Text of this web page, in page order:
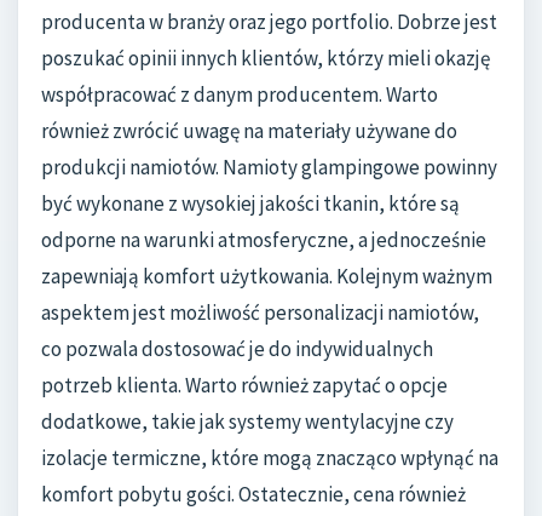
producenta w branży oraz jego portfolio. Dobrze jest
poszukać opinii innych klientów, którzy mieli okazję
współpracować z danym producentem. Warto
również zwrócić uwagę na materiały używane do
produkcji namiotów. Namioty glampingowe powinny
być wykonane z wysokiej jakości tkanin, które są
odporne na warunki atmosferyczne, a jednocześnie
zapewniają komfort użytkowania. Kolejnym ważnym
aspektem jest możliwość personalizacji namiotów,
co pozwala dostosować je do indywidualnych
potrzeb klienta. Warto również zapytać o opcje
dodatkowe, takie jak systemy wentylacyjne czy
izolacje termiczne, które mogą znacząco wpłynąć na
komfort pobytu gości. Ostatecznie, cena również